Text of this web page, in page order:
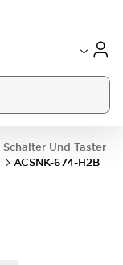
Schalter Und Taster
ACSNK-674-H2B